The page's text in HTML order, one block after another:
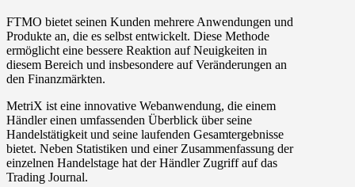
FTMO bietet seinen Kunden mehrere Anwendungen und
Produkte an, die es selbst entwickelt. Diese Methode
ermöglicht eine bessere Reaktion auf Neuigkeiten in
diesem Bereich und insbesondere auf Veränderungen an
den Finanzmärkten.
MetriX ist eine innovative Webanwendung, die einem
Händler einen umfassenden Überblick über seine
Handelstätigkeit und seine laufenden Gesamtergebnisse
bietet. Neben Statistiken und einer Zusammenfassung der
einzelnen Handelstage hat der Händler Zugriff auf das
Trading Journal.